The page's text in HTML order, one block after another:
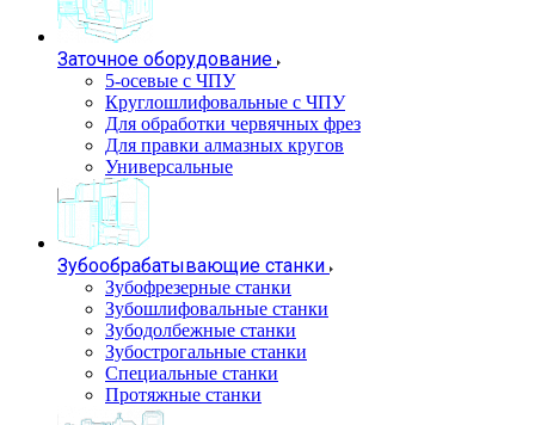
Заточное оборудование
5-осевые с ЧПУ
Круглошлифовальные с ЧПУ
Для обработки червячных фрез
Для правки алмазных кругов
Универсальные
Зубообрабатывающие станки
Зубофрезерные станки
Зубошлифовальные станки
Зубодолбежные станки
Зубострогальные станки
Специальные станки
Протяжные станки